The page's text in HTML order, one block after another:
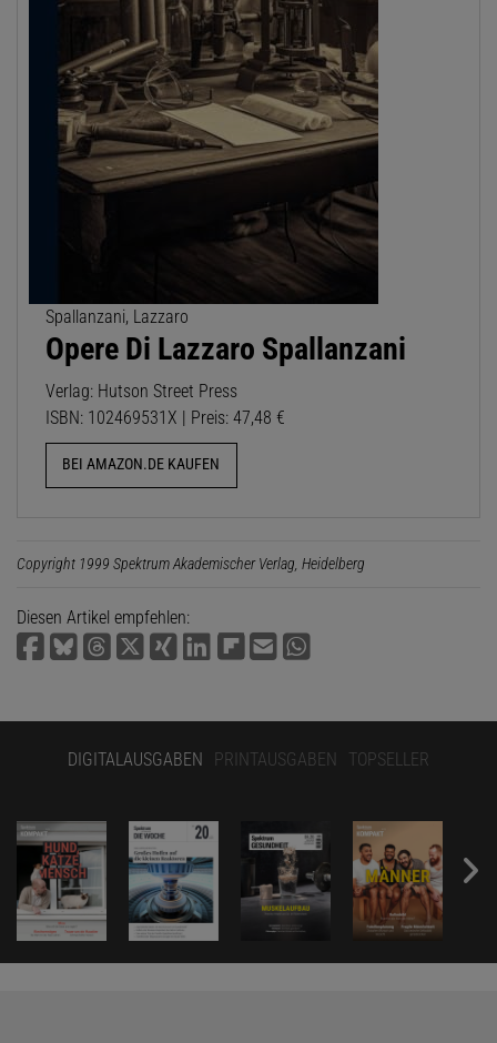
Spallanzani, Lazzaro
Opere Di Lazzaro Spallanzani
Verlag: Hutson Street Press
ISBN: 102469531X | Preis: 47,48 €
BEI AMAZON.DE KAUFEN
Copyright 1999 Spektrum Akademischer Verlag, Heidelberg
Diesen Artikel empfehlen:
DIGITALAUSGABEN PRINTAUSGABEN TOPSELLER